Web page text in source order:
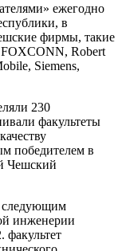
ежегодно
в
фирмы, такие
Robert
Siemens,
230
факультеты
победителем в
Чешский
следующим
инженерии
факультет